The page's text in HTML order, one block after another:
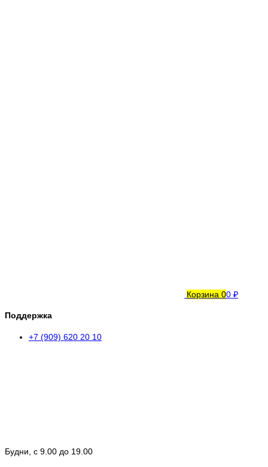
Корзина 00 ₽
Поддержка
+7 (909) 620 20 10
Будни, с 9.00 до 19.00